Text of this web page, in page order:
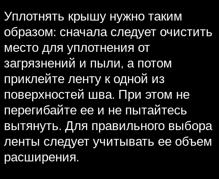
Уплотнять крышу нужно таким
образом: сначала следует очистить
место для уплотнения от
загрязнений и пыли, а потом
приклейте ленту к одной из
поверхностей шва. При этом не
перегибайте ее и не пытайтесь
вытянуть. Для правильного выбора
ленты следует учитывать ее объем
расширения.